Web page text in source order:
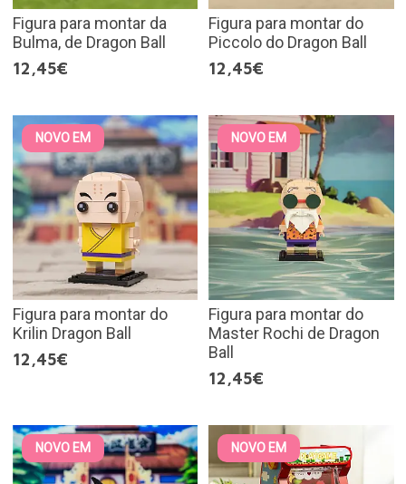
Figura para montar da
Bulma, de Dragon Ball
12,45€
Figura para montar do
Piccolo do Dragon Ball
12,45€
NOVO EM
Figura para montar do
Krilin Dragon Ball
12,45€
NOVO EM
Figura para montar do
Master Rochi de Dragon
Ball
12,45€
NOVO EM NOVO EM